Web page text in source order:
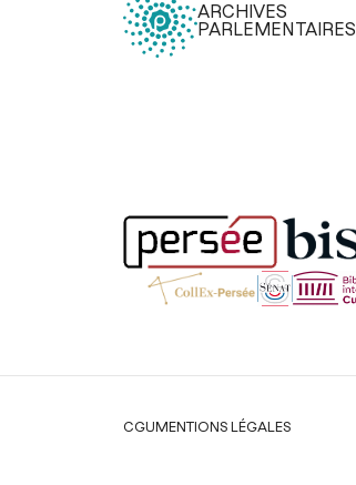
ARCHIVES
PARLEMENTAIRES
Légal
CGUMENTIONS LÉGALES